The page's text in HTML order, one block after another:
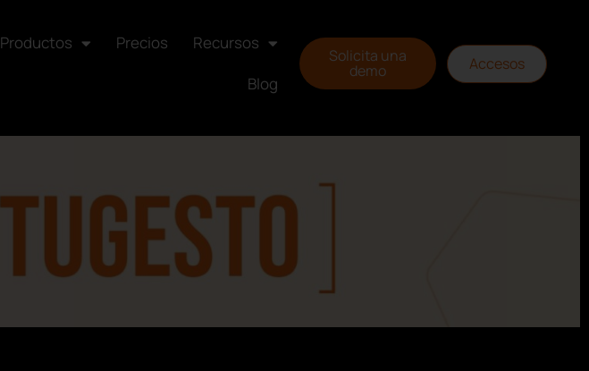
Productos Precios
Recursos
Blog
Solicita una
demo Accesos